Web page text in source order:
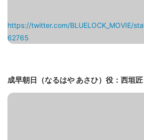
https://twitter.com/BLUELOCK_MOVIE/
62765
成早朝日（なるはや あさひ）役：西垣匠